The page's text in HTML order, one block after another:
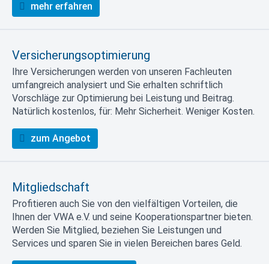
mehr erfahren
Versicherungsoptimierung
Ihre Versicherungen werden von unseren Fachleuten
umfangreich analysiert und Sie erhalten schriftlich
Vorschläge zur Optimierung bei Leistung und Beitrag.
Natürlich kostenlos, für: Mehr Sicherheit. Weniger Kosten.
zum Angebot
Mitgliedschaft
Profitieren auch Sie von den vielfältigen Vorteilen, die
Ihnen der VWA e.V. und seine Kooperationspartner bieten.
Werden Sie Mitglied, beziehen Sie Leistungen und
Services und sparen Sie in vielen Bereichen bares Geld.